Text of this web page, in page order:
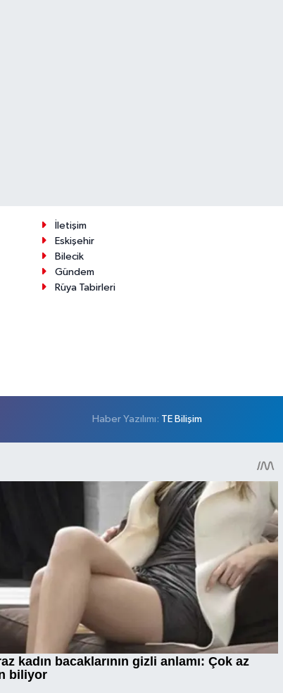
İletişim
Eskişehir
Bilecik
Gündem
Rüya Tabirleri
Haber Yazılımı: TE Bilişim